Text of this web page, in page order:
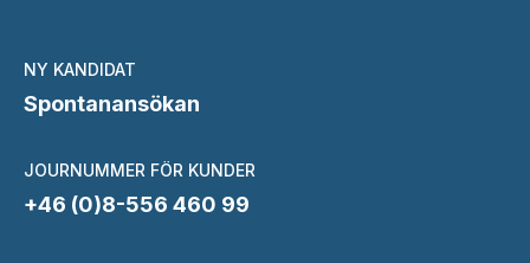
NY KANDIDAT
Spontanansökan
JOURNUMMER FÖR KUNDER
+46 (0)8-556 460 99